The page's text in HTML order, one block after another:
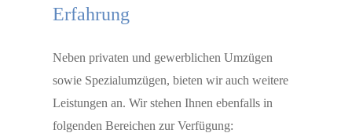
Erfahrung
Neben privaten und gewerblichen Umzügen
sowie Spezialumzügen, bieten wir auch weitere
Leistungen an. Wir stehen Ihnen ebenfalls in
folgenden Bereichen zur Verfügung: